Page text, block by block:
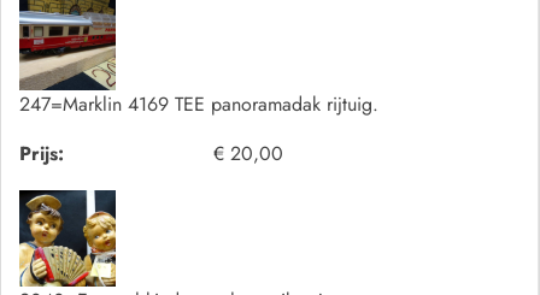
247=Marklin 4169 TEE panoramadak rijtuig.
Prijs:
€ 20,00